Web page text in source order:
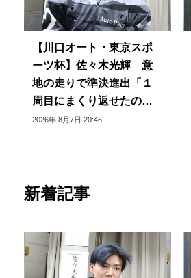
【川口オート・東京スポ
ーツ杯】佐々木光輝 意
地の走りで準決進出「１
周目にまくり返せたのは
良かった」
2026年 8月7日 20:46
新着記事